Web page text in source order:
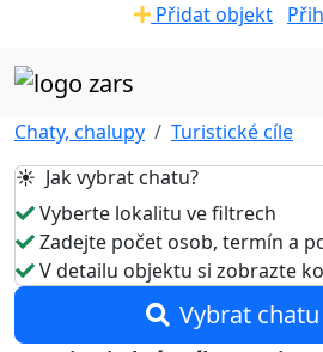
Přidat objekt
Chaty, chalupy
Turistické cíle
☀️ Jak vybrat chatu?
Vyberte lokalitu ve filtrech
Zadejte počet osob, termín a
V detailu objektu si zobrazte
Vybrat